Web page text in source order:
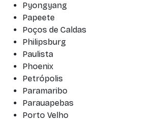
Pyongyang
Papeete
Poços de Caldas
Philipsburg
Paulista
Phoenix
Petrópolis
Paramaribo
Parauapebas
Porto Velho